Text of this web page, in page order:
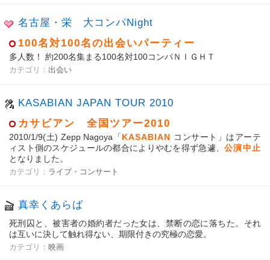
名古屋・栄 大コンパNight
100名対100名の出会いパーティー
多人数！ 約200名集まる100名対100コンパＮＩＧＨＴ
カテゴリ： 出会い
KASABIAN JAPAN TOUR 2010
カサビアン 全国ツアー2010
2010/1/9(土) Zepp Nagoya「KASABIAN コンサート」はアーテ
ィスト側のスケジュールの都合によりやむを得ず急遽、公演中止
となりました。
カテゴリ： ライブ・コンサート
真幸くあらば
死刑囚と、被害者の婚約者だった女は、禁断の恋に落ちた。それ
は互いに決して触れ得ない、期限付きの究極の恋愛。
カテゴリ： 映画